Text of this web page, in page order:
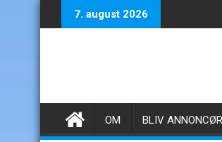
to
7. august 2026
OM BLIV ANNONCØR